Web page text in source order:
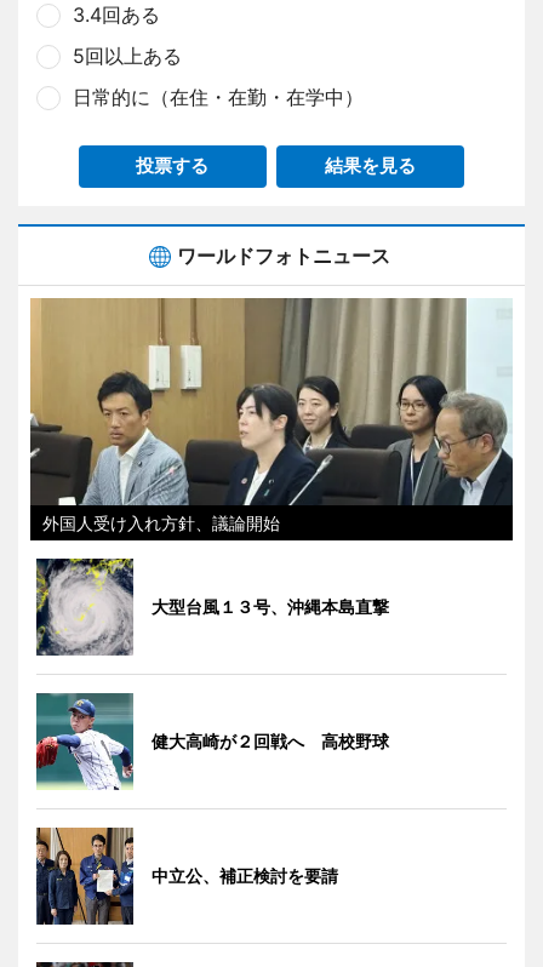
3.4回ある
5回以上ある
日常的に（在住・在勤・在学中）
投票する 結果を見る
ワールドフォトニュース
外国人受け入れ方針、議論開始
大型台風１３号、沖縄本島直撃
健大高崎が２回戦へ 高校野球
中立公、補正検討を要請